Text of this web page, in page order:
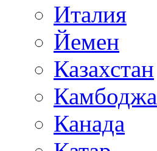
Италия
Йемен
Казахстан
Камбоджа
Канада